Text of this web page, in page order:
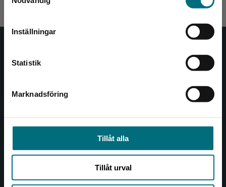
Inställningar
Statistik
Marknadsföring
Tillåt alla
Tillåt urval
Sverige. För att kunna slutföra ett köp måste
och öppnar dörren till nya världar och möjligheter för
såväl barn som vuxna.
046-31 20 00